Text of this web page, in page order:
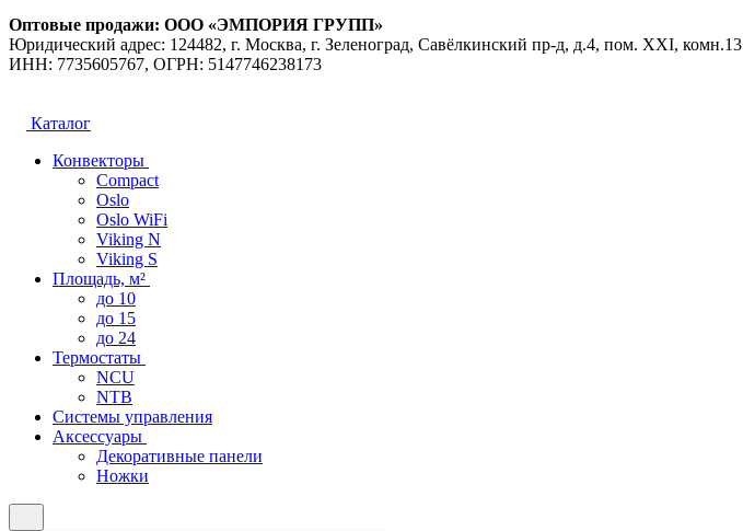
Оптовые продажи: ООО «ЭМПОРИЯ ГРУПП»
Юридический адрес: 124482, г. Москва, г. Зеленоград, Савёлкинский пр-д, д.4, пом. XXI, комн.13
ИНН: 7735605767, ОГРН: 5147746238173
Каталог
Конвекторы
Compact
Oslo
Oslo WiFi
Viking N
Viking S
Площадь, м²
до 10
до 15
до 24
Термостаты
NCU
NTB
Системы управления
Аксессуары
Декоративные панели
Ножки